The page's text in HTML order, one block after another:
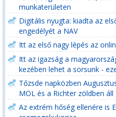
munkaterületen
Digitális nyugta: kiadta az
engedélyét a NAV
Itt az első nagy lépés az
Itt az igazság a
kezében lehet a sorsunk -
Tőzsde napközben
MOL és a Richter zöldben áll
Az extrém hőség ellenére is